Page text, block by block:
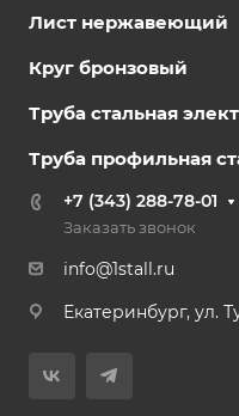
Лист нержавеющий
Круг бронзовый
Труба стальная
Труба профильная
+7 (343) 288-78-01
Заказать звонок
info@1stall.ru
Екатеринбург, ул.